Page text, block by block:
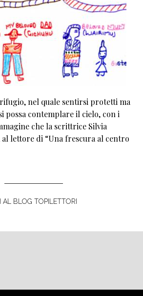
nel quale sentirsi protetti ma
possa contemplare il cielo, con i
che la scrittrice Silvia
al lettore di “Una frescura al centro
AL BLOG TOPILETTORI